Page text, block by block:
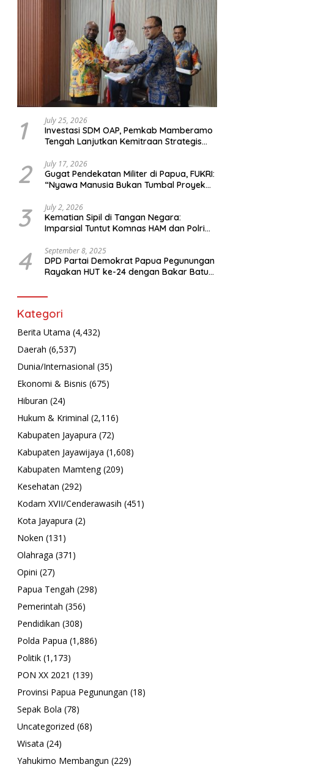
1 July 25, 2026
Investasi SDM OAP, Pemkab Mamberamo
Tengah Lanjutkan Kemitraan Strategis
2 July 17, 2026
Gugat Pendekatan Militer di Papua, FUKRI:
“Nyawa Manusia Bukan Tumbal Proyek
3 July 2, 2026
Kematian Sipil di Tangan Negara:
Imparsial Tuntut Komnas HAM dan Polri
4 September 8, 2025
DPD Partai Demokrat Papua Pegunungan
Rayakan HUT ke-24 dengan Bakar Batu
Kategori
Berita Utama (4,432)
Daerah (6,537)
Dunia/Internasional (35)
Ekonomi & Bisnis (675)
Hiburan (24)
Hukum & Kriminal (2,116)
Kabupaten Jayapura (72)
Kabupaten Jayawijaya (1,608)
Kabupaten Mamteng(209)
Kesehatan (292)
Kodam XVII/Cenderawasih (451)
Kota Jayapura (2)
Noken (131)
Olahraga (371)
Opini (27)
Papua Tengah (298)
Pemerintah (356)
Pendidikan (308)
Polda Papua (1,886)
Politik (1,173)
PON XX 2021 (139)
Provinsi Papua Pegunungan (18)
Sepak Bola (78)
Uncategorized (68)
Wisata (24)
Yahukimo Membangun (229)